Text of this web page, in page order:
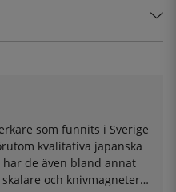
som funnits i Sverige
kvalitativa japanska
de även bland annat
och knivmagneter